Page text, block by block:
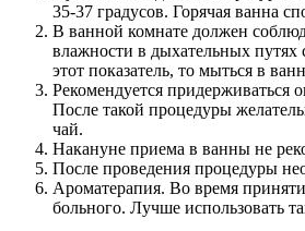
35-37 градусов. Горячая ванна
В ванной комнате должен
влажности в дыхательных путях
этот показатель, то мыться в
Рекомендуется
После такой процедуры
чай.
Накануне приема в ванны не
После проведения процедуры
Ароматерапия. Во время
больного. Лучше использовать